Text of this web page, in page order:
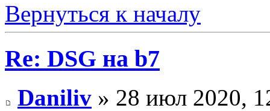
Вернуться к началу
Re: DSG на b7
Daniliv » 28 июл 2020,